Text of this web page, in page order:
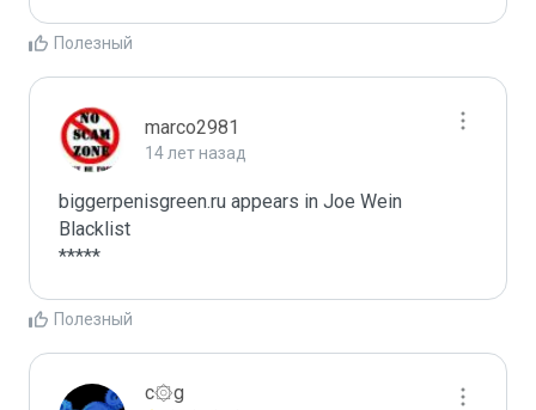
Полезный
marco2981
14 лет назад
biggerpenisgreen.ru appears in Joe Wein
Blacklist
*****
Полезный
c۞g